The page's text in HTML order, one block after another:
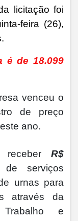
licitação foi
feira (26),
é de 18.099
venceu o
de preço
ano.
receber R$
serviços
urnas para
através da
e